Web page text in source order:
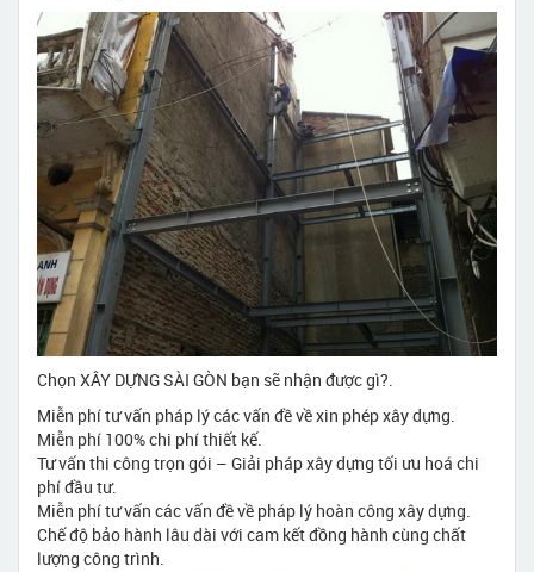
Chọn XÂY DỰNG SÀI GÒN bạn sẽ nhận được gì?.
Miễn phí tư vấn pháp lý các vấn đề về xin phép xây dựng.
Miễn phí 100% chi phí thiết kế.
Tư vấn thi công trọn gói – Giải pháp xây dựng tối ưu hoá chi
phí đầu tư.
Miễn phí tư vấn các vấn đề về pháp lý hoàn công xây dựng.
Chế độ bảo hành lâu dài với cam kết đồng hành cùng chất
lượng công trình.